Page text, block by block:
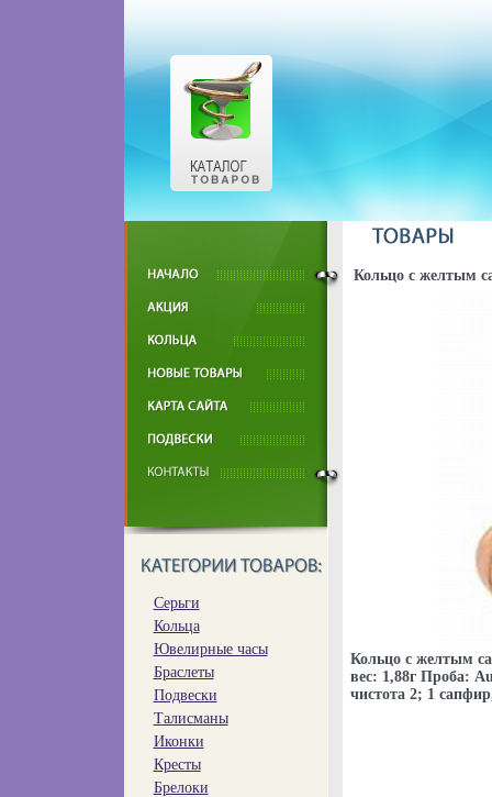
Серьги
Кольца
Ювелирные часы
Браслеты
Подвески
Талисманы
Иконки
Кресты
Брелоки
Кольцо с желтым
Кольцо с желтым
вес: 1,88г Проба:
чистота 2; 1